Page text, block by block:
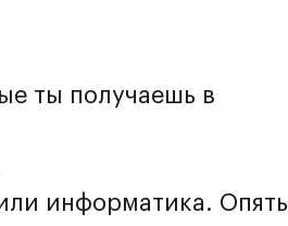
ты получаешь в
информатика. Опять